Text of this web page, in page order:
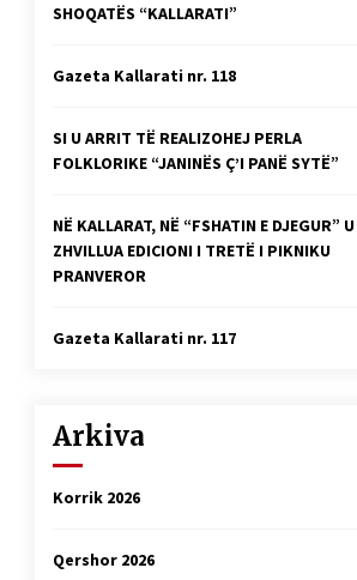
Faksimilet e një 83 vjetori lufte:
04/10/2025
Gazeta Kallarati nr. 114
06/02/2025
SHOQATËS “KALLARATI”
Gazeta Kallarati nr. 118
SI U ARRIT TË REALIZOHEJ PERLA
FOLKLORIKE “JANINËS Ç’I PANË SYTË”
NË KALLARAT, NË “FSHATIN E DJEGUR” U
ZHVILLUA EDICIONI I TRETË I PIKNIKU
PRANVEROR
Gazeta Kallarati nr. 117
Arkiva
Korrik 2026
Qershor 2026